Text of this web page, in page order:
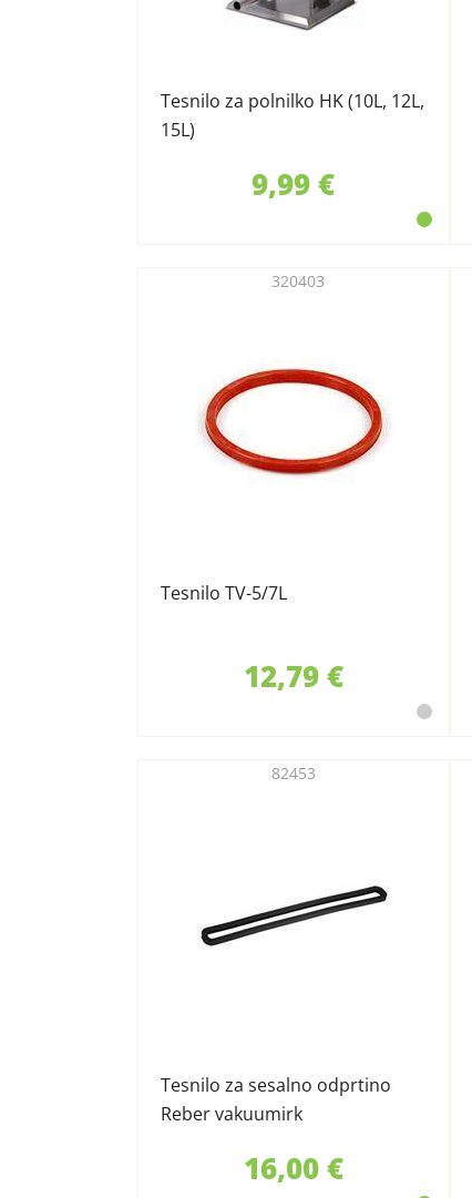
Tesnilo za polnilko HK (10L, 12L,
15L)
9,99 €
Tesnilo TV-5/7L
320403
12,79 €
Tesnilo za sesalno odprtino
Reber vakuumirk
82453
16,00 €